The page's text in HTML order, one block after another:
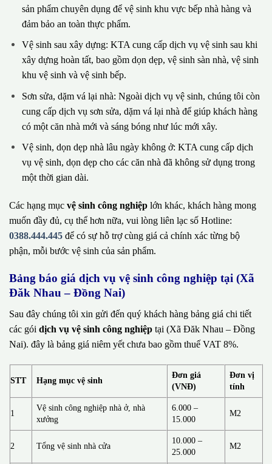
sản phẩm chuyên dụng để vệ sinh khu vực bếp nhà hàng và
đảm bảo an toàn thực phẩm.
Vệ sinh sau xây dựng: KTA cung cấp dịch vụ vệ sinh sau khi
xây dựng hoàn tất, bao gồm dọn dẹp, vệ sinh sàn nhà, vệ sinh
khu vệ sinh và vệ sinh bếp.
Sơn sửa, dặm vá lại nhà: Ngoài dịch vụ vệ sinh, chúng tôi còn
cung cấp dịch vụ sơn sửa, dặm vá lại nhà để giúp khách hàng
có một căn nhà mới và sáng bóng như lúc mới xây.
Vệ sinh, dọn dẹp nhà lâu ngày không ở: KTA cung cấp dịch
vụ vệ sinh, dọn dẹp cho các căn nhà đã không sử dụng trong
một thời gian dài.
Các hạng mục vệ sinh công nghiệp lớn khác, khách hàng mong
muốn đầy đủ, cụ thể hơn nữa, vui lòng liên lạc số Hotline:
0388.444.445 để có sự hỗ trợ cùng giá cả chính xác từng bộ
phận, mỗi bước vệ sinh của sản phẩm.
Bảng báo giá dịch vụ vệ sinh công nghiệp tại (Xã
Đăk Nhau – Đồng Nai)
Sau đây chúng tôi xin gửi đến quý khách hàng bảng giá chi tiết
các gói dịch vụ vệ sinh công nghiệp tại (Xã Đăk Nhau – Đồng
Nai). đây là bảng giá niêm yết chưa bao gồm thuế VAT 8%.
STT Hạng mục vệ sinh
Đơn giá
(VNĐ)
Đơn vị
tính
1
Vệ sinh công nghiệp nhà ở, nhà
xưởng
6.000 –
15.000
M2
2 Tổng vệ sinh nhà cửa
10.000 –
25.000
M2